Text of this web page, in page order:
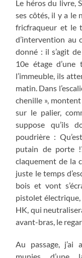
Le héros du livre,
ses côtés, il y a le
fricfraqueur et le
d’intervention au
donné : il s’agit
10e étage
l’immeuble, ils
matin. Dans
chenille »,
sur le palier,
suppose qu’ils
poudrière :
putain de porte
claquement de la
juste le temps
bois et vont
pistolet électrique,
HK, qui
avant-bras, le
Au passage, j’ai
munies d’une